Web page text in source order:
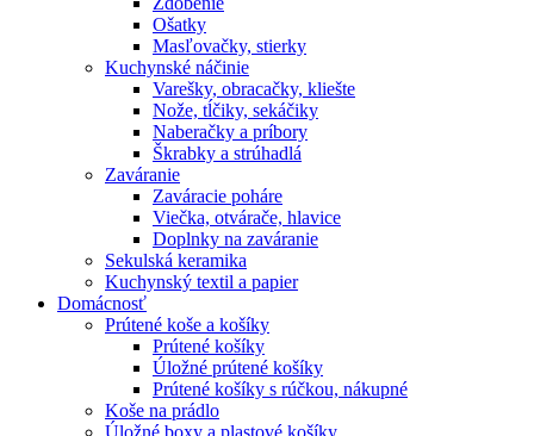
Ošatky
Masľovačky, stierky
Kuchynské náčinie
Varešky, obracačky, kliešte
Nože, tĺčiky, sekáčiky
Naberačky a príbory
Škrabky a strúhadlá
Zaváranie
Zaváracie poháre
Viečka, otvárače, hlavice
Doplnky na zaváranie
Sekulská keramika
Kuchynský textil a papier
Domácnosť
Prútené koše a košíky
Prútené košíky
Úložné prútené košíky
Prútené košíky s rúčkou, nákupné
Koše na prádlo
Úložné boxy a plastové košíky